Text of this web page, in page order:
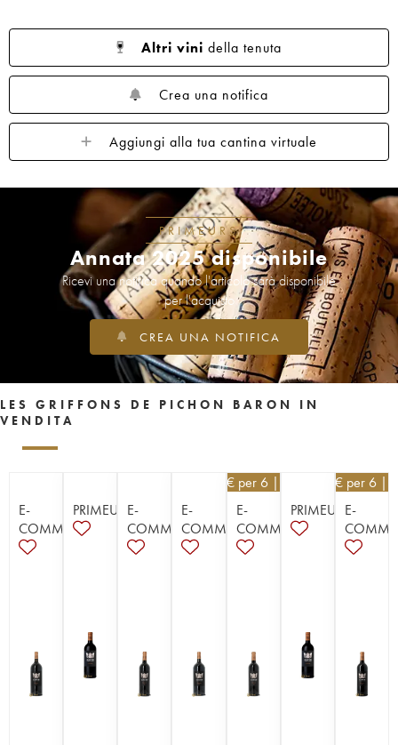
Altri vini della tenuta
Crea una notifica
Aggiungi alla tua cantina virtuale
PRIMEURS
Annata 2025 disponibile
Ricevi una notifica quando l'articolo sarà disponibile
per l'acquisto
CREA UNA NOTIFICA
LES GRIFFONS DE PICHON BARON IN
VENDITA
E-
COMMERCE
PRIMEURSE-
COMMERCE
E-
COMMERCE
€ per 6 | - 10%
E-
COMMERCE
PRIMEURS
€ per 6 | -
E-